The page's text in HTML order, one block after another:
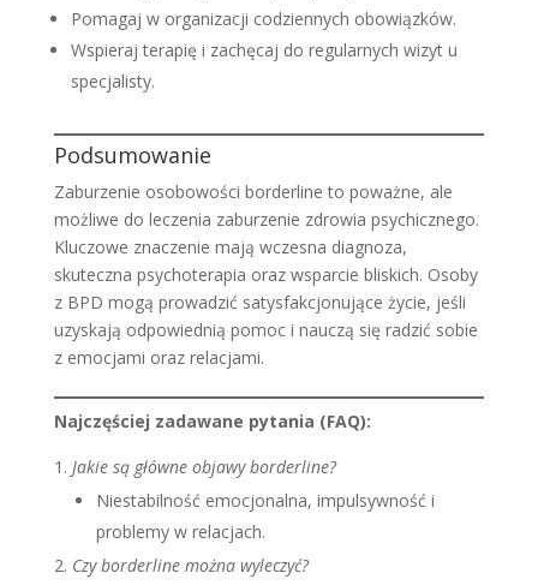
Pomagaj w organizacji codziennych obowiązków.
Wspieraj terapię i zachęcaj do regularnych wizyt u
specjalisty.
Podsumowanie
Zaburzenie osobowości borderline to poważne, ale
możliwe do leczenia zaburzenie zdrowia psychicznego.
Kluczowe znaczenie mają wczesna diagnoza,
skuteczna psychoterapia oraz wsparcie bliskich. Osoby
z BPD mogą prowadzić satysfakcjonujące życie, jeśli
uzyskają odpowiednią pomoc i nauczą się radzić sobie
z emocjami oraz relacjami.
Najczęściej zadawane pytania (FAQ):
Jakie są główne objawy borderline?
Niestabilność emocjonalna, impulsywność i
problemy w relacjach.
Czy borderline można wyleczyć?